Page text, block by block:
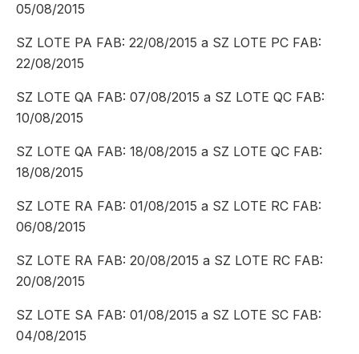
05/08/2015
SZ LOTE PA FAB: 22/08/2015 a SZ LOTE PC FAB:
22/08/2015
SZ LOTE QA FAB: 07/08/2015 a SZ LOTE QC FAB:
10/08/2015
SZ LOTE QA FAB: 18/08/2015 a SZ LOTE QC FAB:
18/08/2015
SZ LOTE RA FAB: 01/08/2015 a SZ LOTE RC FAB:
06/08/2015
SZ LOTE RA FAB: 20/08/2015 a SZ LOTE RC FAB:
20/08/2015
SZ LOTE SA FAB: 01/08/2015 a SZ LOTE SC FAB:
04/08/2015